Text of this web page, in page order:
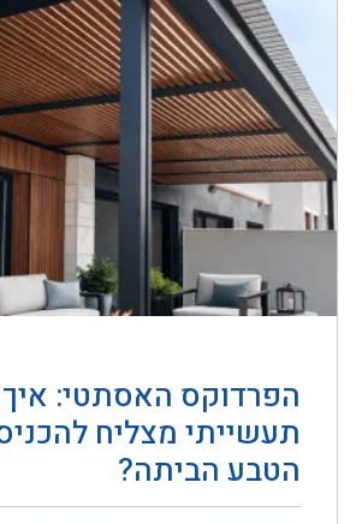
הפרדוקס האסתטי:
תעשייתי מצליח
הטבע הביתה?